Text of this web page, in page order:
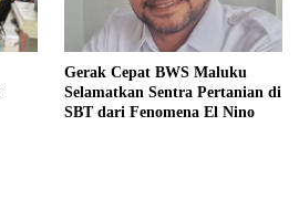
Gerak Cepat BWS Maluku
Selamatkan Sentra Pertanian di
SBT dari Fenomena El Nino